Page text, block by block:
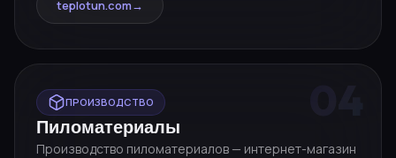
teplotun.com→
ПРОИЗВОДСТВО
Пиломатериалы
Производство пиломатериалов — интернет-магазин